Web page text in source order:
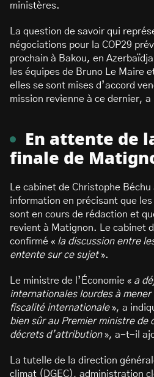
ministères.
La question de savoir qui
négociations pour la COP29
prochain à Bakou, en
les équipes de Bruno Le Maire
elles se sont mises d’accord
mission revienne à ce dernier,
En attente de
finale de
Le cabinet de Christophe
information en précisant que
sont en cours de rédaction et
revient à Matignon. Le cabinet
confirmé « la discussion entre
entente sur ce sujet».
Le ministre de l’Économie « a
internationales lourdes à
fiscalité internationale», a
bien sûr au Premier ministre de
décrets d’attribution», a-t-il
La tutelle de la direction
climat (DGEC), administration